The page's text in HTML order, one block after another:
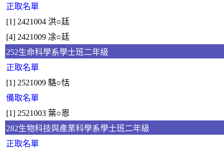
正取名單
[1] 2421004 洪○廷
[4] 2421009 凃○廷
252生命科學系學士班二年級
正取名單
[1] 2521009 駱○恬
備取名單
[1] 2521003 葉○恩
282生物科技與產業科學系學士班二年級
正取名單